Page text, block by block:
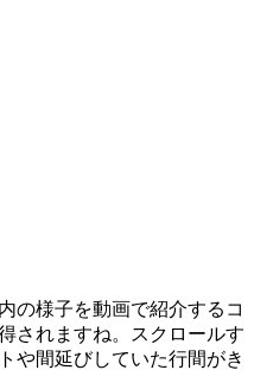
の様子を動画で紹介するコ
されますね。スクロールす
や間延びしていた行間がき